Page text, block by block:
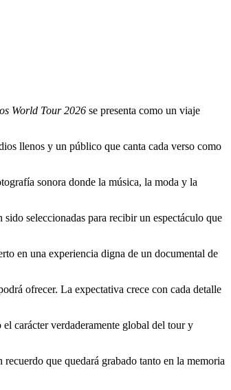
World Tour 2026 se presenta como un viaje
llenos y un público que canta cada verso como
sonora donde la música, la moda y la
seleccionadas para recibir un espectáculo que
en una experiencia digna de un documental de
ofrecer. La expectativa crece con cada detalle
carácter verdaderamente global del tour y
que quedará grabado tanto en la memoria